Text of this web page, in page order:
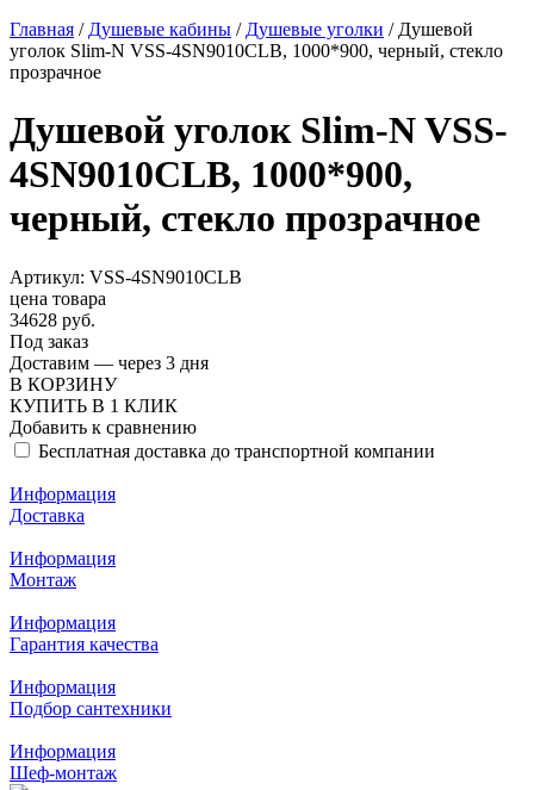
Главная / Душевые кабины / Душевые уголки / Душевой
уголок Slim-N VSS-4SN9010CLB, 1000*900, черный, стекло
прозрачное
Душевой уголок Slim-N VSS-
4SN9010CLB, 1000*900,
черный, стекло прозрачное
Артикул: VSS-4SN9010CLB
цена товара
34628 руб.
Под заказ
Доставим — через 3 дня
В КОРЗИНУ
КУПИТЬ В 1 КЛИК
Добавить к сравнению
Бесплатная доставка до транспортной компании
Информация
Доставка
Информация
Монтаж
Информация
Гарантия качества
Информация
Подбор сантехники
Информация
Шеф-монтаж